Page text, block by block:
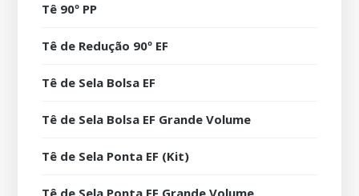
Tê 90º PP
Tê de Redução 90º EF
Tê de Sela Bolsa EF
Tê de Sela Bolsa EF Grande Volume
Tê de Sela Ponta EF (Kit)